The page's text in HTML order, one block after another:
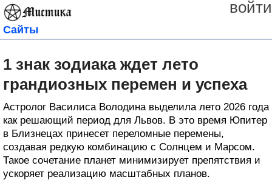
войти
Сайты
1 знак зодиака ждет лето
грандиозных перемен и успеха
Астролог Василиса Володина выделила лето 2026 года
как решающий период для Львов. В это время Юпитер
в Близнецах принесет переломные перемены,
создавая редкую комбинацию с Солнцем и Марсом.
Такое сочетание планет минимизирует препятствия и
ускоряет реализацию масштабных планов.